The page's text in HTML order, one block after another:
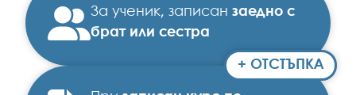
За ученик, записан заедно с
брат или сестра
+ ОТСТЪПКА